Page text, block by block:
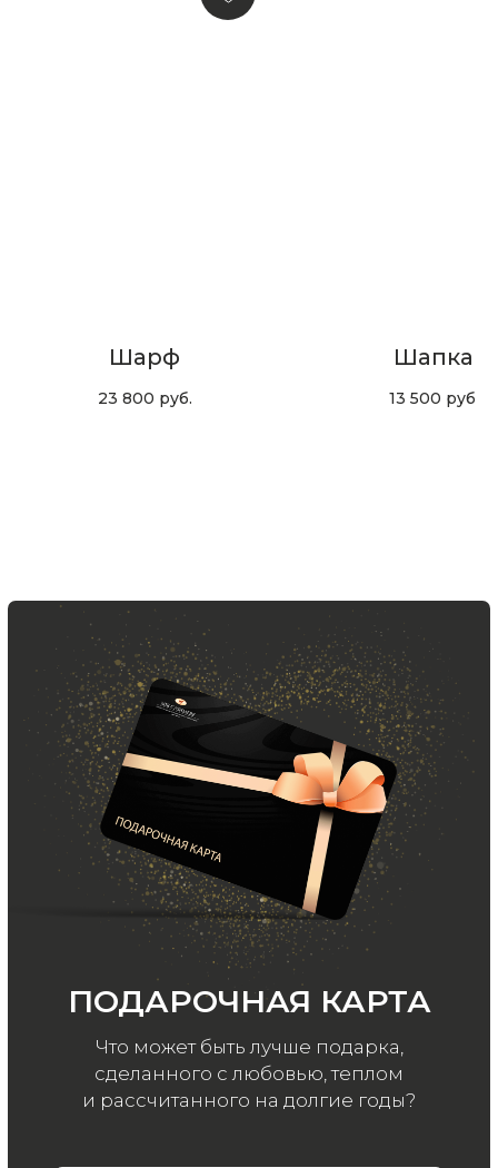
Шарф
23 800 руб.
Шапка
13 500 руб.
и рассчитанного на долгие годы?
на Телеграм канал
Хотите быть в курсе всех новинок
и акций, подпишитесь на email рассылку
Ваш e-mail
Подписаться
Новинки, акции, подарки
и модный журнал — всё это
в нашем телеграмм канале:
MIR CASHMERE Official